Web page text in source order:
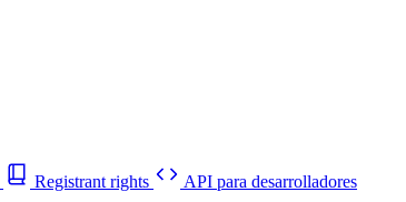
Registrant rights API para desarrolladores